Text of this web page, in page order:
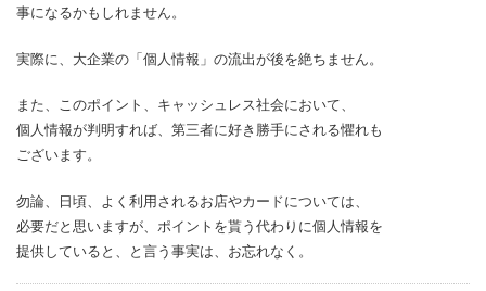
事になるかもしれません。
実際に、大企業の「個人情報」の流出が後を絶ちません。
また、このポイント、キャッシュレス社会において、
個人情報が判明すれば、第三者に好き勝手にされる懼れも
ございます。
勿論、日頃、よく利用されるお店やカードについては、
必要だと思いますが、ポイントを貰う代わりに個人情報を
提供していると、と言う事実は、お忘れなく。